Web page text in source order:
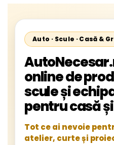
Auto · Scule · Casă &
online de
scule și
pentru casă
Tot ce ai nevoie
atelier, curte și